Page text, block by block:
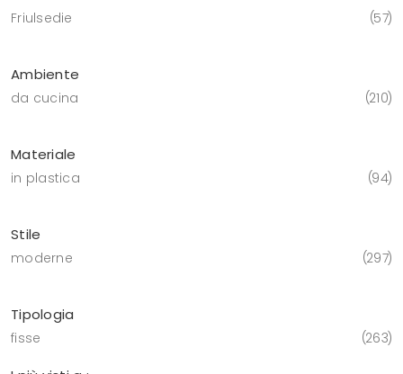
Friulsedie 57
Ambiente
da cucina 210
Materiale
in plastica 94
Stile
moderne 297
Tipologia
fisse 263